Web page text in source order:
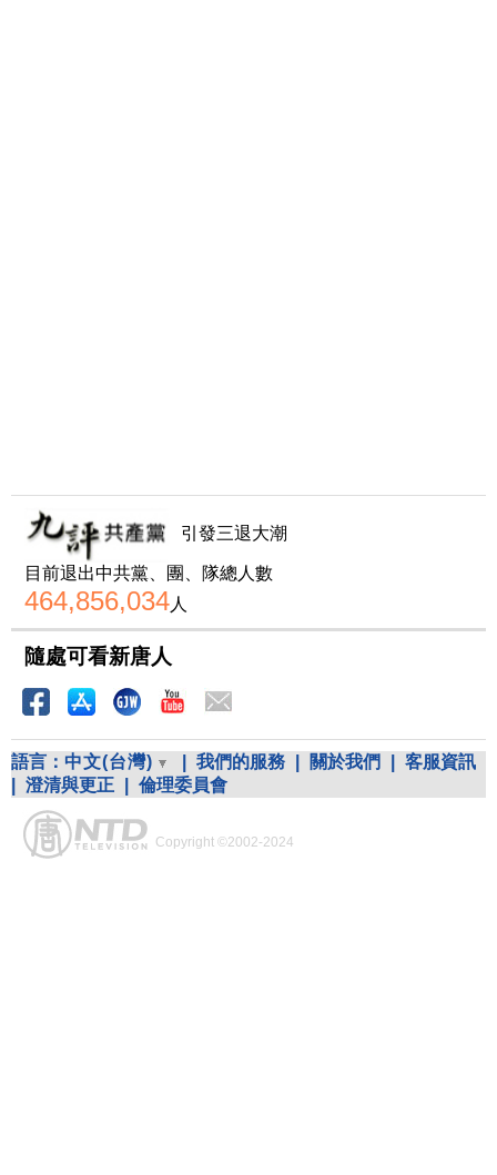
引發三退大潮
目前退出中共黨、團、隊總人數
464,856,034人
隨處可看新唐人
語言： 中文(台灣) 我們的服務 關於我們
客服資訊
澄清與更正 倫理委員會
Copyright ©2002-2024